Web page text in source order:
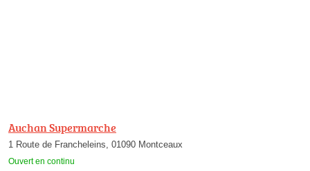
Auchan Supermarche
1 Route de Francheleins, 01090 Montceaux
Ouvert en continu